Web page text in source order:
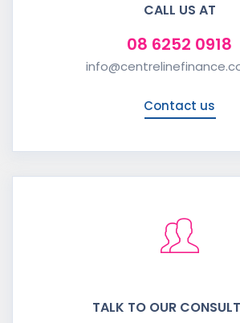
CALL US AT
08 6252 0918
Contact us
TALK TO OUR